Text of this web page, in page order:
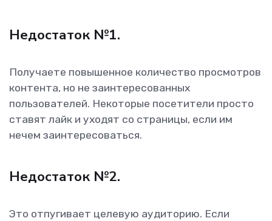
Недостаток №1.
Получаете повышенное количество просмотров
контента, но не заинтересованных
пользователей. Некоторые посетители просто
ставят лайк и уходят со страницы, если им
нечем заинтересоваться.
Недостаток №2.
Это отпугивает целевую аудиторию. Если